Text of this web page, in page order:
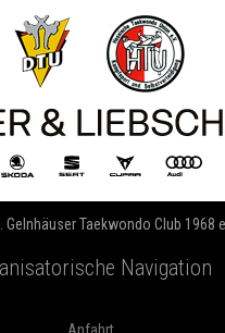
Taekwondo Club 1968
Navigation